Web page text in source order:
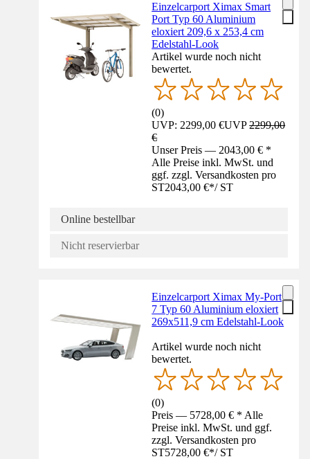
Einzelcarport Ximax Smart
Port Typ 60 Aluminium
eloxiert 209,6 x 253,4 cm
Edelstahl-Look
Artikel wurde noch nicht
bewertet.
(0)
UVP: 2299,00 €UVP2299,00
€
Unser Preis — 2043,00 € *
Alle Preise inkl. MwSt. und
ggf. zzgl. Versandkosten pro
ST2043,00 €*/ ST
Online bestellbar
Nicht reservierbar
Einzelcarport Ximax My-Port
7 Typ 60 Aluminium eloxiert
269x511,9 cm Edelstahl-Look
Artikel wurde noch nicht
bewertet.
(0)
Preis — 5728,00 € * Alle
Preise inkl. MwSt. und ggf.
zzgl. Versandkosten pro
ST5728,00 €*/ ST